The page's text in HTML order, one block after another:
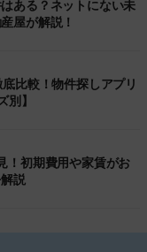
ある？ネットにない未
屋が解説！
比較！物件探しアプリ
別】
！初期費用や家賃がお
説